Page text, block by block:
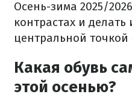
Осень-зима 2025/
контрастах и
центральной точкой
Какая обувь
этой осенью?